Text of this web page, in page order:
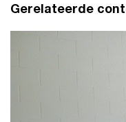
Gerelateerde